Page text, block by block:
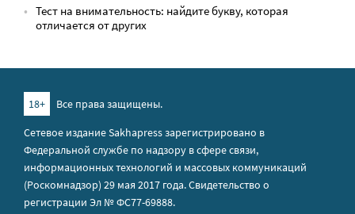
Тест на внимательность: найдите букву, которая
отличается от других
18+
Все права защищены.
Сетевое издание Sakhapress зарегистрировано в
Федеральной службе по надзору в сфере связи,
информационных технологий и массовых коммуникаций
(Роскомнадзор) 29 мая 2017 года. Свидетельство о
регистрации Эл № ФС77-69888.